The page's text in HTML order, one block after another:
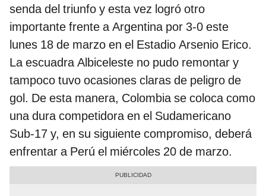
senda del triunfo y esta vez logró otro
importante frente a Argentina por 3-0 este
lunes 18 de marzo en el Estadio Arsenio Erico.
La escuadra Albiceleste no pudo remontar y
tampoco tuvo ocasiones claras de peligro de
gol. De esta manera, Colombia se coloca como
una dura competidora en el Sudamericano
Sub-17 y, en su siguiente compromiso, deberá
enfrentar a Perú el miércoles 20 de marzo.